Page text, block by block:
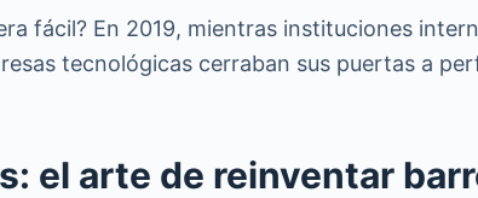
fácil? En 2019, mientras instituciones
tecnológicas cerraban sus puertas a
el arte de reinventar